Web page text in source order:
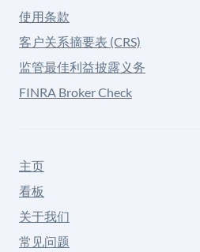
使用条款
客户关系摘要表 (CRS)
监管最佳利益披露义务
FINRA Broker Check
主页
看板
关于我们
常见问题